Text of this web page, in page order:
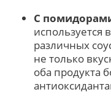
С
используется
различных
не только
оба продукта